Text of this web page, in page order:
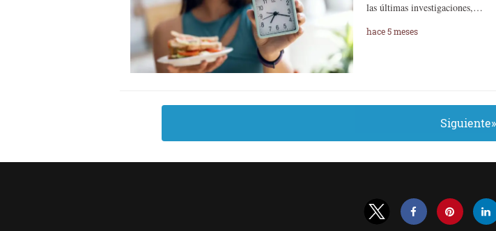
las últimas investigaciones,…
hace 5 meses
Siguiente»